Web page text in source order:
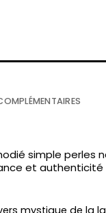
simple perles
et authenticité
mystique de la